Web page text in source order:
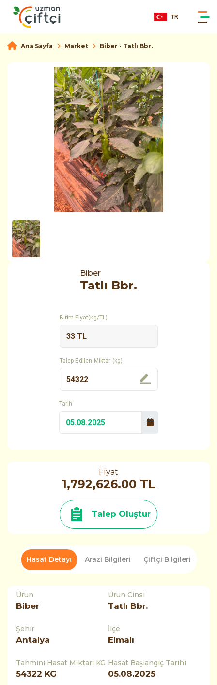
TR
Ana Sayfa Market Biber - Tatlı Bbr.
Biber
Tatlı Bbr.
Birim Fiyat(kg/TL)
Talep Edilen Miktar (kg)
Tarih
Fiyat
1,792,626.00 TL
Talep Oluştur
Hasat Detayı Arazi Bilgileri Çiftçi Bilgileri
Ürün
Biber
Ürün Cinsi
Tatlı Bbr.
Şehir
Antalya
İlçe
Elmalı
Tahmini Hasat Miktarı KG
54322 KG
Hasat Başlangıç Tarihi
05.08.2025